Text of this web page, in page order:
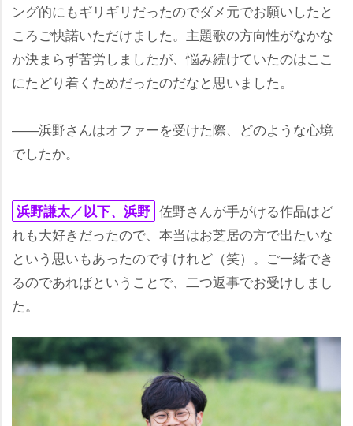
ング的にもギリギリだったのでダメ元でお願いしたと
ころご快諾いただけました。主題歌の方向性がなかな
か決まらず苦労しましたが、悩み続けていたのはここ
にたどり着くためだったのだなと思いました。
――浜野さんはオファーを受けた際、どのような心境
でしたか。
浜野謙太／以下、浜野 佐野さんが手がける作品はど
れも大好きだったので、本当はお芝居の方で出たいな
という思いもあったのですけれど（笑）。ご一緒でき
るのであればということで、二つ返事でお受けしまし
た。